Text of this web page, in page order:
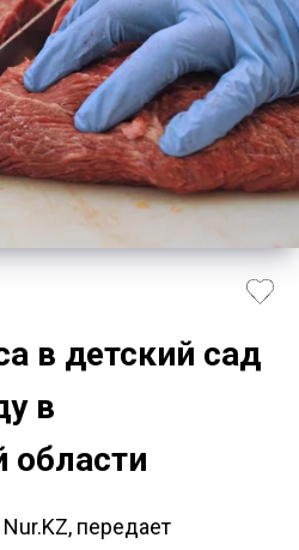
в детский сад
в
области
передает